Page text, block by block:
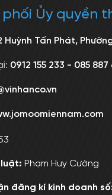
Ủy quyền
Huỳnh Tấn Phát,
0912 155 233 - 085 887
Phạm Huy Cường
đăng kí kinh doanh